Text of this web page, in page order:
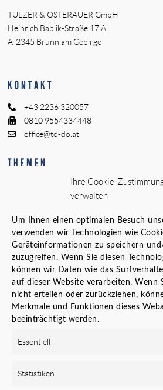
Ihre Cookie-
verwalten
Um Ihnen einen optimalen Besuch
verwenden wir Technologien wie
Geräteinformationen zu speichern
zuzugreifen. Wenn Sie diesen
können wir Daten wie das
auf dieser Website verarbeiten. Wenn
nicht erteilen oder zurückziehen,
Merkmale und Funktionen dieses
beeinträchtigt werden.
Essentiell
Statistiken
TULZER & OSTERAUER GmbH
Heinrich Bablik-Straße 17 A
A-2345 Brunn am Gebirge
KONTAKT
+43 2236 320057
0810 9554334448
office@to-do.at
THEMEN
Innenarchitektur – Interior Design
Standortanalyse vor Standortwechsel
Bauherrenvertretung
Innenarchitekt Banken
Örtliche Bauaufsicht (ÖBA)
Planungs- und Baustellenkoordinator
LINKS
Karriere
Datenschutz